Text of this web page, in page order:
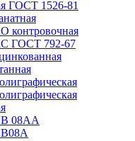
ГОСТ 1526-81
контровочная
ГОСТ 792-67
08АА